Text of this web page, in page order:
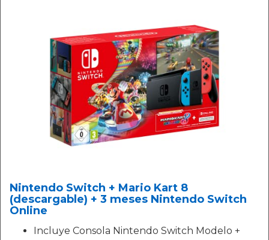
Nintendo Switch + Mario Kart 8
(descargable) + 3 meses Nintendo Switch
Online
Incluye Consola Nintendo Switch Modelo +